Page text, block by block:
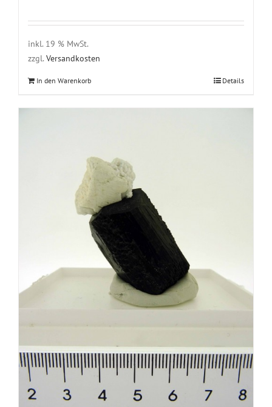
inkl. 19 % MwSt.
zzgl. Versandkosten
In den Warenkorb Details